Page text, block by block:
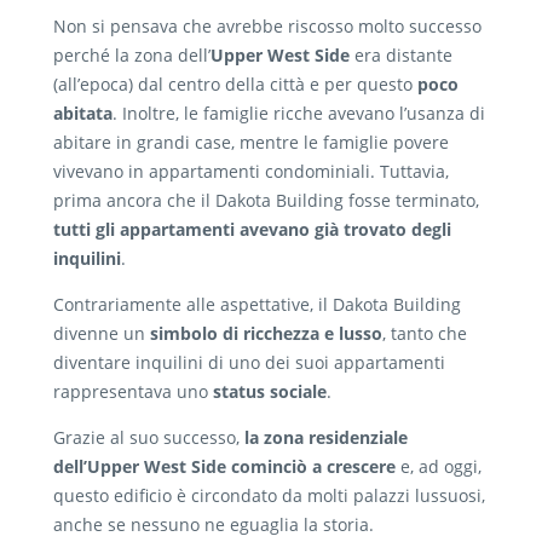
Non si pensava che avrebbe riscosso molto successo
perché la zona dell’Upper West Side era distante
(all’epoca) dal centro della città e per questo poco
abitata. Inoltre, le famiglie ricche avevano l’usanza di
abitare in grandi case, mentre le famiglie povere
vivevano in appartamenti condominiali. Tuttavia,
prima ancora che il Dakota Building fosse terminato,
tutti gli appartamenti avevano già trovato degli
inquilini.
Contrariamente alle aspettative, il Dakota Building
divenne un simbolo di ricchezza e lusso, tanto che
diventare inquilini di uno dei suoi appartamenti
rappresentava uno status sociale.
Grazie al suo successo, la zona residenziale
dell’Upper West Side cominciò a crescere e, ad oggi,
questo edificio è circondato da molti palazzi lussuosi,
anche se nessuno ne eguaglia la storia.